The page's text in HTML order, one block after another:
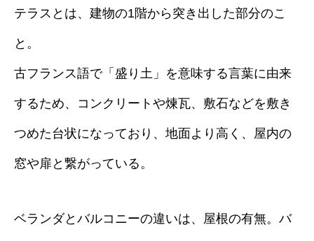
テラスとは、建物の1階から突き出した部分のこ
と。
古フランス語で「盛り土」を意味する言葉に由来
するため、コンクリートや煉瓦、敷石などを敷き
つめた台状になっており、地面より高く、屋内の
窓や扉と繋がっている。
ベランダとバルコニーの違いは、屋根の有無。バ